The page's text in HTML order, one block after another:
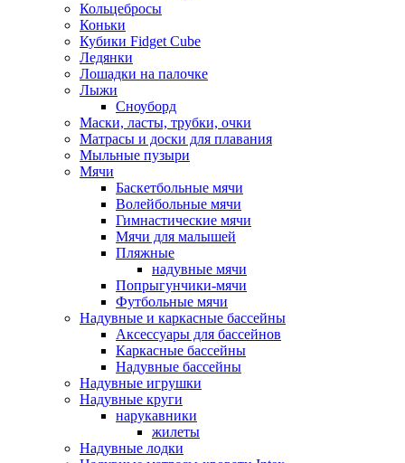
Кольцебросы
Коньки
Кубики Fidget Cube
Ледянки
Лошадки на палочке
Лыжи
Сноуборд
Маски, ласты, трубки, очки
Матрасы и доски для плавания
Мыльные пузыри
Мячи
Баскетбольные мячи
Волейбольные мячи
Гимнастические мячи
Мячи для малышей
Пляжные
надувные мячи
Попрыгунчики-мячи
Футбольные мячи
Надувные и каркасные бассейны
Аксессуары для бассейнов
Каркасные бассейны
Надувные бассейны
Надувные игрушки
Надувные круги
нарукавники
жилеты
Надувные лодки